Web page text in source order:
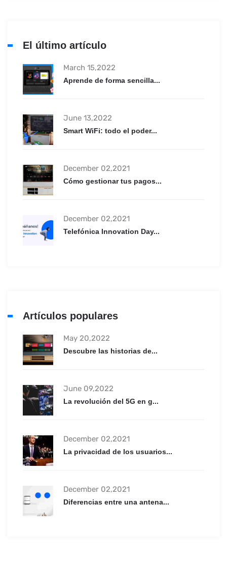
El último artículo
March 15,2022
Aprende de forma sencilla...
June 13,2022
Smart WiFi: todo el poder...
December 02,2021
Cómo gestionar tus pagos...
December 02,2021
Telefónica Innovation Day...
Artículos populares
May 20,2022
Descubre las historias de...
June 09,2022
La revolución del 5G en g...
December 02,2021
La privacidad de los usuarios...
December 02,2021
Diferencias entre una antena...